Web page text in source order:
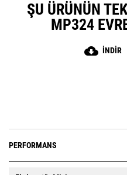
ŞU ÜRÜNÜN
MP324
cloud_download İNDIR
PERFORMANS